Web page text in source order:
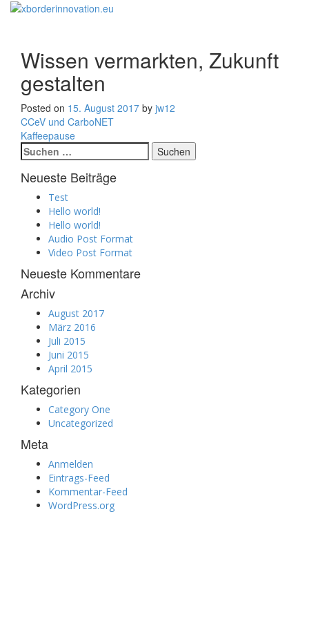
Wissen vermarkten, Zukunft
gestalten
Posted on 15. August 2017 by jw12
Beitragsnavigation
CCeV und CarboNET
Kaffeepause
Suchen
nach:
Neueste Beiträge
Test
Hello world!
Hello world!
Audio Post Format
Video Post Format
Neueste Kommentare
Archiv
August 2017
März 2016
Juli 2015
Juni 2015
April 2015
Kategorien
Category One
Uncategorized
Meta
Anmelden
Eintrags-Feed
Kommentar-Feed
WordPress.org